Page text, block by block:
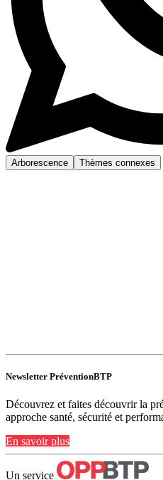
Arborescence Thèmes connexes
Newsletter PréventionBTP
Découvrez et faites découvrir la
approche santé, sécurité et
En savoir plus
Un service